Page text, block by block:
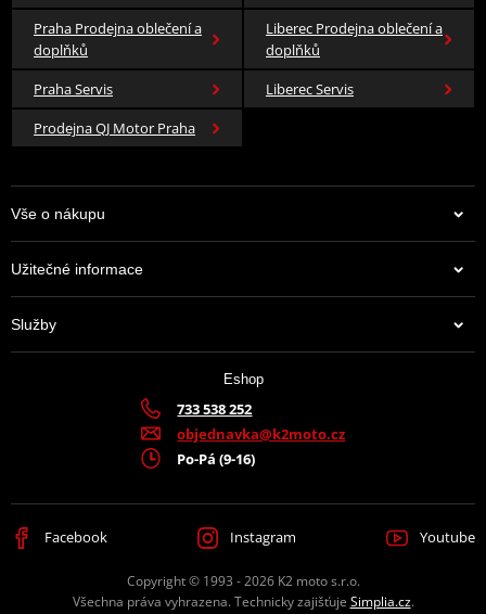
Praha Prodejna oblečení a
doplňků
Liberec Prodejna oblečení a
doplňků
Praha Servis
Liberec Servis
Prodejna QJ Motor Praha
Vše o nákupu
Užitečné informace
Služby
Eshop
733 538 252
objednavka@k2moto.cz
Po-Pá (9-16)
Facebook Instagram Youtube
Copyright © 1993 - 2026 K2 moto s.r.o.
Všechna práva vyhrazena. Technicky zajišťuje Simplia.cz.